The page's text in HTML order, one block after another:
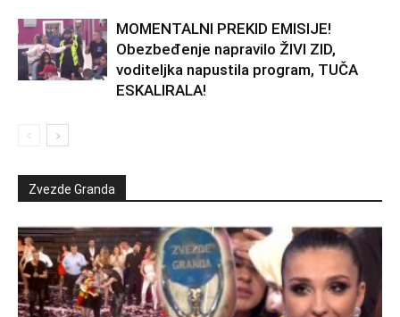
MOMENTALNI PREKID EMISIJE!
Obezbeđenje napravilo ŽIVI ZID,
voditeljka napustila program, TUČA
ESKALIRALA!
Zvezde Granda